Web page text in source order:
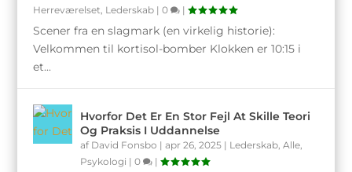
Herreværelset Lederskab |0 |
Scener fra en slagmark (en virkelig historie):
Velkommen til kortisol-bomber Klokken er 10:15 i
et...
Hvorfor Det Er En Stor Fejl At Skille Teori
Og Praksis I Uddannelse
af David Fonsbo |apr 26, 2025 | Lederskab ,Alle
Psykologi |0 |